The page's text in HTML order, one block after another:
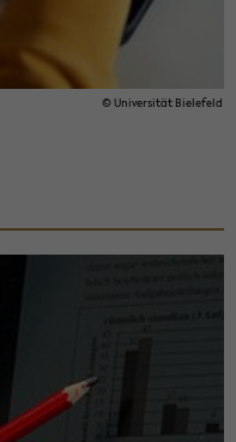
© Uni­ver­si­tät Bie­le­feld